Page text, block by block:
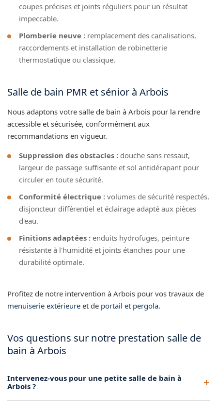
coupes précises et joints réguliers pour un résultat
impeccable.
Plomberie neuve : remplacement des canalisations,
raccordements et installation de robinetterie
thermostatique ou classique.
Salle de bain PMR et sénior à Arbois
Nous adaptons votre salle de bain à Arbois pour la rendre
accessible et sécurisée, conformément aux
recommandations en vigueur.
Suppression des obstacles : douche sans ressaut,
largeur de passage suffisante et sol antidérapant pour
circuler en toute sécurité.
Conformité électrique : volumes de sécurité respectés,
disjoncteur différentiel et éclairage adapté aux pièces
d'eau.
Finitions adaptées : enduits hydrofuges, peinture
résistante à l'humidité et joints étanches pour une
durabilité optimale.
Profitez de notre intervention à Arbois pour vos travaux de
menuiserie extérieure et de portail et pergola.
Vos questions sur notre prestation salle de
bain à Arbois
Intervenez-vous pour une petite salle de bain à
Arbois ?